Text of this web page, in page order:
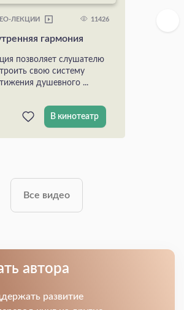
ЛЕКЦИИ 11426
гармония
позволяет слушателю
свою систему
душевного ...
В кинотеатр
Все видео
автора
развитие